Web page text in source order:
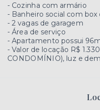
- Cozinha com armário
- Banheiro social com
- 2 vagas de garagem
- Área de serviço
- Apartamento possui
- Valor de locação R$
CONDOMÍNIO), luz e